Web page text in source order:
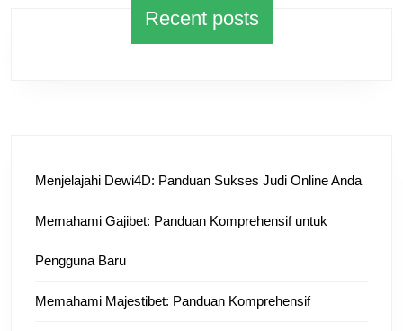
Recent posts
Menjelajahi Dewi4D: Panduan Sukses Judi Online Anda
Memahami Gajibet: Panduan Komprehensif untuk
Pengguna Baru
Memahami Majestibet: Panduan Komprehensif